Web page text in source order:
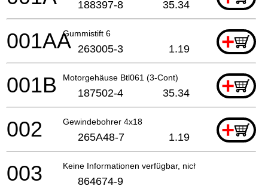
188397-8 35.34
Gummistift 6 +
001AA 263005-3 1.19
Motorgehäuse Btl061 (3-Cont) +
001B 187502-4 35.34
Gewindebohrer 4x18 +
002 265A48-7 1.19
Keine Informationen verfügbar, nicht bestellbar
003 864674-9